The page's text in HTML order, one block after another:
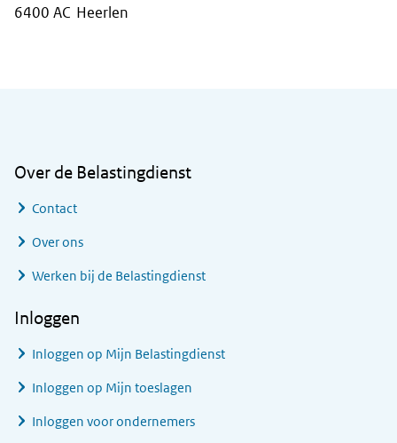
6400 AC Heerlen
Over de Belastingdienst
Contact
Over ons
Werken bij de Belastingdienst
Inloggen
Inloggen op Mijn Belastingdienst
Inloggen op Mijn toeslagen
Inloggen voor ondernemers